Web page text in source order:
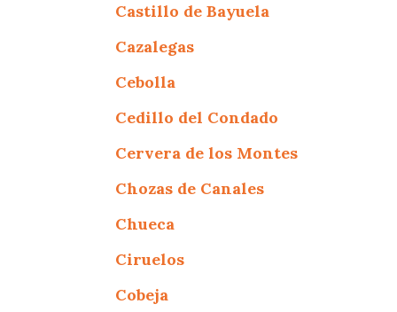
Castillo de Bayuela
Cazalegas
Cebolla
Cedillo del Condado
Cervera de los Montes
Chozas de Canales
Chueca
Ciruelos
Cobeja